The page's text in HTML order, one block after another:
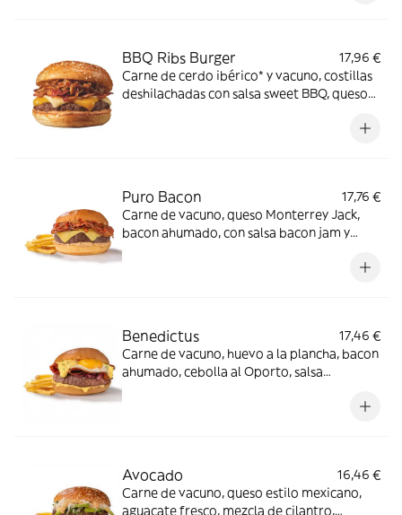
BBQ Ribs Burger
17,96 €
Carne de cerdo ibérico* y vacuno, costillas
deshilachadas con salsa sweet BBQ, queso
Puro Bacon
17,76 €
Carne de vacuno, queso Monterrey Jack,
bacon ahumado, con salsa bacon jam y
Benedictus
17,46 €
Carne de vacuno, huevo a la plancha, bacon
ahumado, cebolla al Oporto, salsa
Avocado
16,46 €
Carne de vacuno, queso estilo mexicano,
aguacate fresco, mezcla de cilantro,